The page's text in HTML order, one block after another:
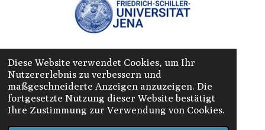
Diese Website verwendet Cookies, um Ihr
Nutzererlebnis zu verbessern und
maßgeschneiderte Anzeigen anzuzeigen. Die
fortgesetzte Nutzung dieser Website bestätigt
Ihre Zustimmung zur Verwendung von Cookies.